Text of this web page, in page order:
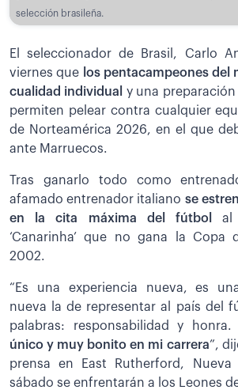
selección brasileña.
El seleccionador de Brasil, Carlo
viernes que los pentacampeones del
cualidad individual y una
permiten pelear contra cualquier
de Norteamérica 2026, en el que
ante Marruecos.
Tras ganarlo todo como
afamado entrenador italiano se
en la cita máxima del fútbol
al
‘Canarinha’ que no gana la Copa
2002.
“Es una experiencia nueva, es
nueva la de representar al país del
palabras: responsabilidad y honra.
único y muy bonito en mi carrera”,
prensa en East Rutherford, Nueva
sábado se enfrentarán a los Leones